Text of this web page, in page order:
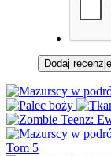
Dodaj recenzję